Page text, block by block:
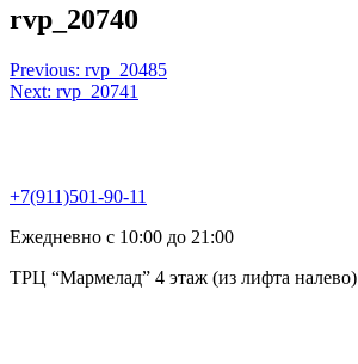
rvp_20740
Навигация
по
Previous: rvp_20485
Next: rvp_20741
+7(911)501-90-11
Ежедневно с 10:00 до 21:00
ТРЦ “Мармелад” 4 этаж (из лифта налево)